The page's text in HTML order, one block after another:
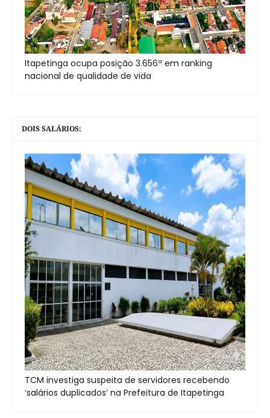
Itapetinga ocupa posição 3.656ª em ranking
nacional de qualidade de vida
DOIS SALÁRIOS:
TCM investiga suspeita de servidores recebendo
‘salários duplicados’ na Prefeitura de Itapetinga